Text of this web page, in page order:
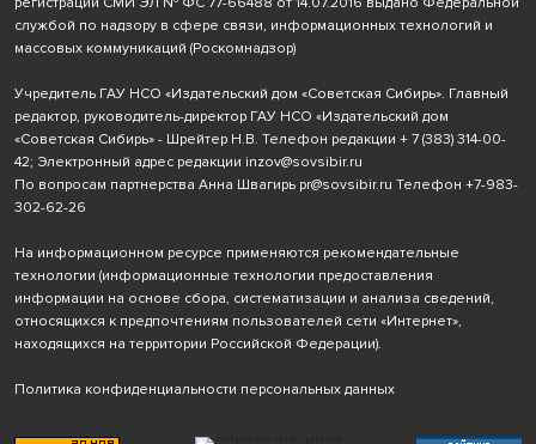
службой по надзору в сфере связи, информационных технологий и
массовых коммуникаций (Роскомнадзор)
Учредитель ГАУ НСО «Издательский дом «Советская Сибирь». Главный
редактор, руководитель-директор ГАУ НСО «Издательский дом
«Советская Сибирь» - Шрейтер Н.В. Телефон редакции + 7 (383) 314-00-
42; Электронный адрес редакции inzov@sovsibir.ru
По вопросам партнерства Анна Швагирь pr@sovsibir.ru Телефон +7-983-
302-62-26
На информационном ресурсе применяются рекомендательные
технологии (информационные технологии предоставления
информации на основе сбора, систематизации и анализа сведений,
относящихся к предпочтениям пользователей сети «Интернет»,
находящихся на территории Российской Федерации).
Политика конфиденциальности персональных данных